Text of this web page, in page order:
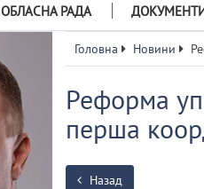
ОБЛАСНА РАДА
Головна Новини
Реформа
перша
Назад